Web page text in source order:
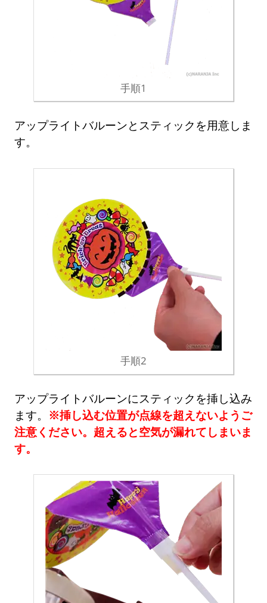
手順1
アップライトバルーンとスティックを用意しま
す。
手順2
アップライトバルーンにスティックを挿し込み
ます。 ※挿し込む位置が点線を超えないようご
注意ください。超えると空気が漏れてしまいま
す。